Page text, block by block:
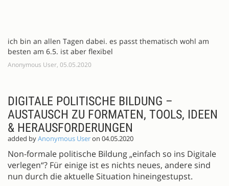
ich bin an allen Tagen dabei. es passt thematisch wohl am
besten am 6.5. ist aber flexibel
Anonymous User, 05.05.2020
DIGITALE POLITISCHE BILDUNG –
AUSTAUSCH ZU FORMATEN, TOOLS, IDEEN
& HERAUSFORDERUNGEN
added byAnonymous Useron 04.05.2020
Non-formale politische Bildung „einfach so ins Digitale
verlegen“? Für einige ist es nichts neues, andere sind
nun durch die aktuelle Situation hineingestupst.